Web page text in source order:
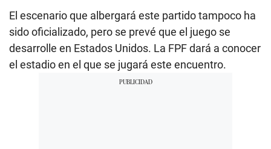
El escenario que albergará este partido tampoco ha
sido oficializado, pero se prevé que el juego se
desarrolle en Estados Unidos. La FPF dará a conocer
el estadio en el que se jugará este encuentro.